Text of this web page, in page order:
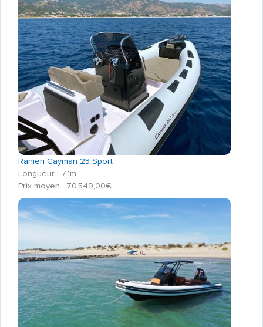
Ranieri Cayman 23 Sport
Longueur : 7.1m
Prix moyen : 70 549,00€